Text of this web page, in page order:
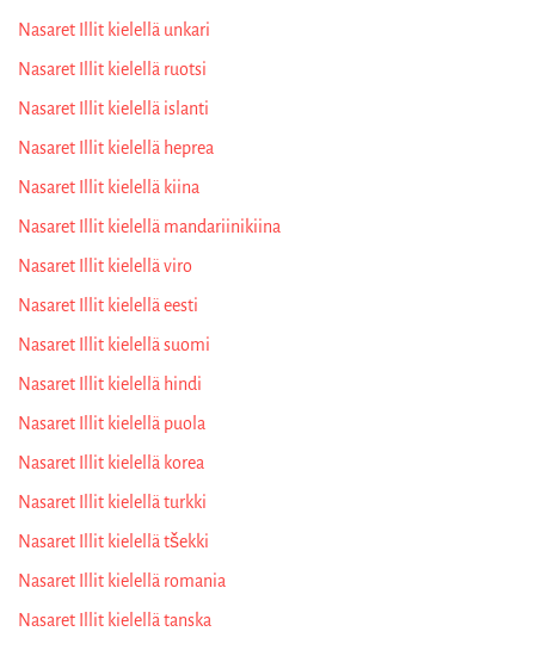
Nasaret Illit kielellä unkari
Nasaret Illit kielellä ruotsi
Nasaret Illit kielellä islanti
Nasaret Illit kielellä heprea
Nasaret Illit kielellä kiina
Nasaret Illit kielellä mandariinikiina
Nasaret Illit kielellä viro
Nasaret Illit kielellä eesti
Nasaret Illit kielellä suomi
Nasaret Illit kielellä hindi
Nasaret Illit kielellä puola
Nasaret Illit kielellä korea
Nasaret Illit kielellä turkki
Nasaret Illit kielellä tšekki
Nasaret Illit kielellä romania
Nasaret Illit kielellä tanska